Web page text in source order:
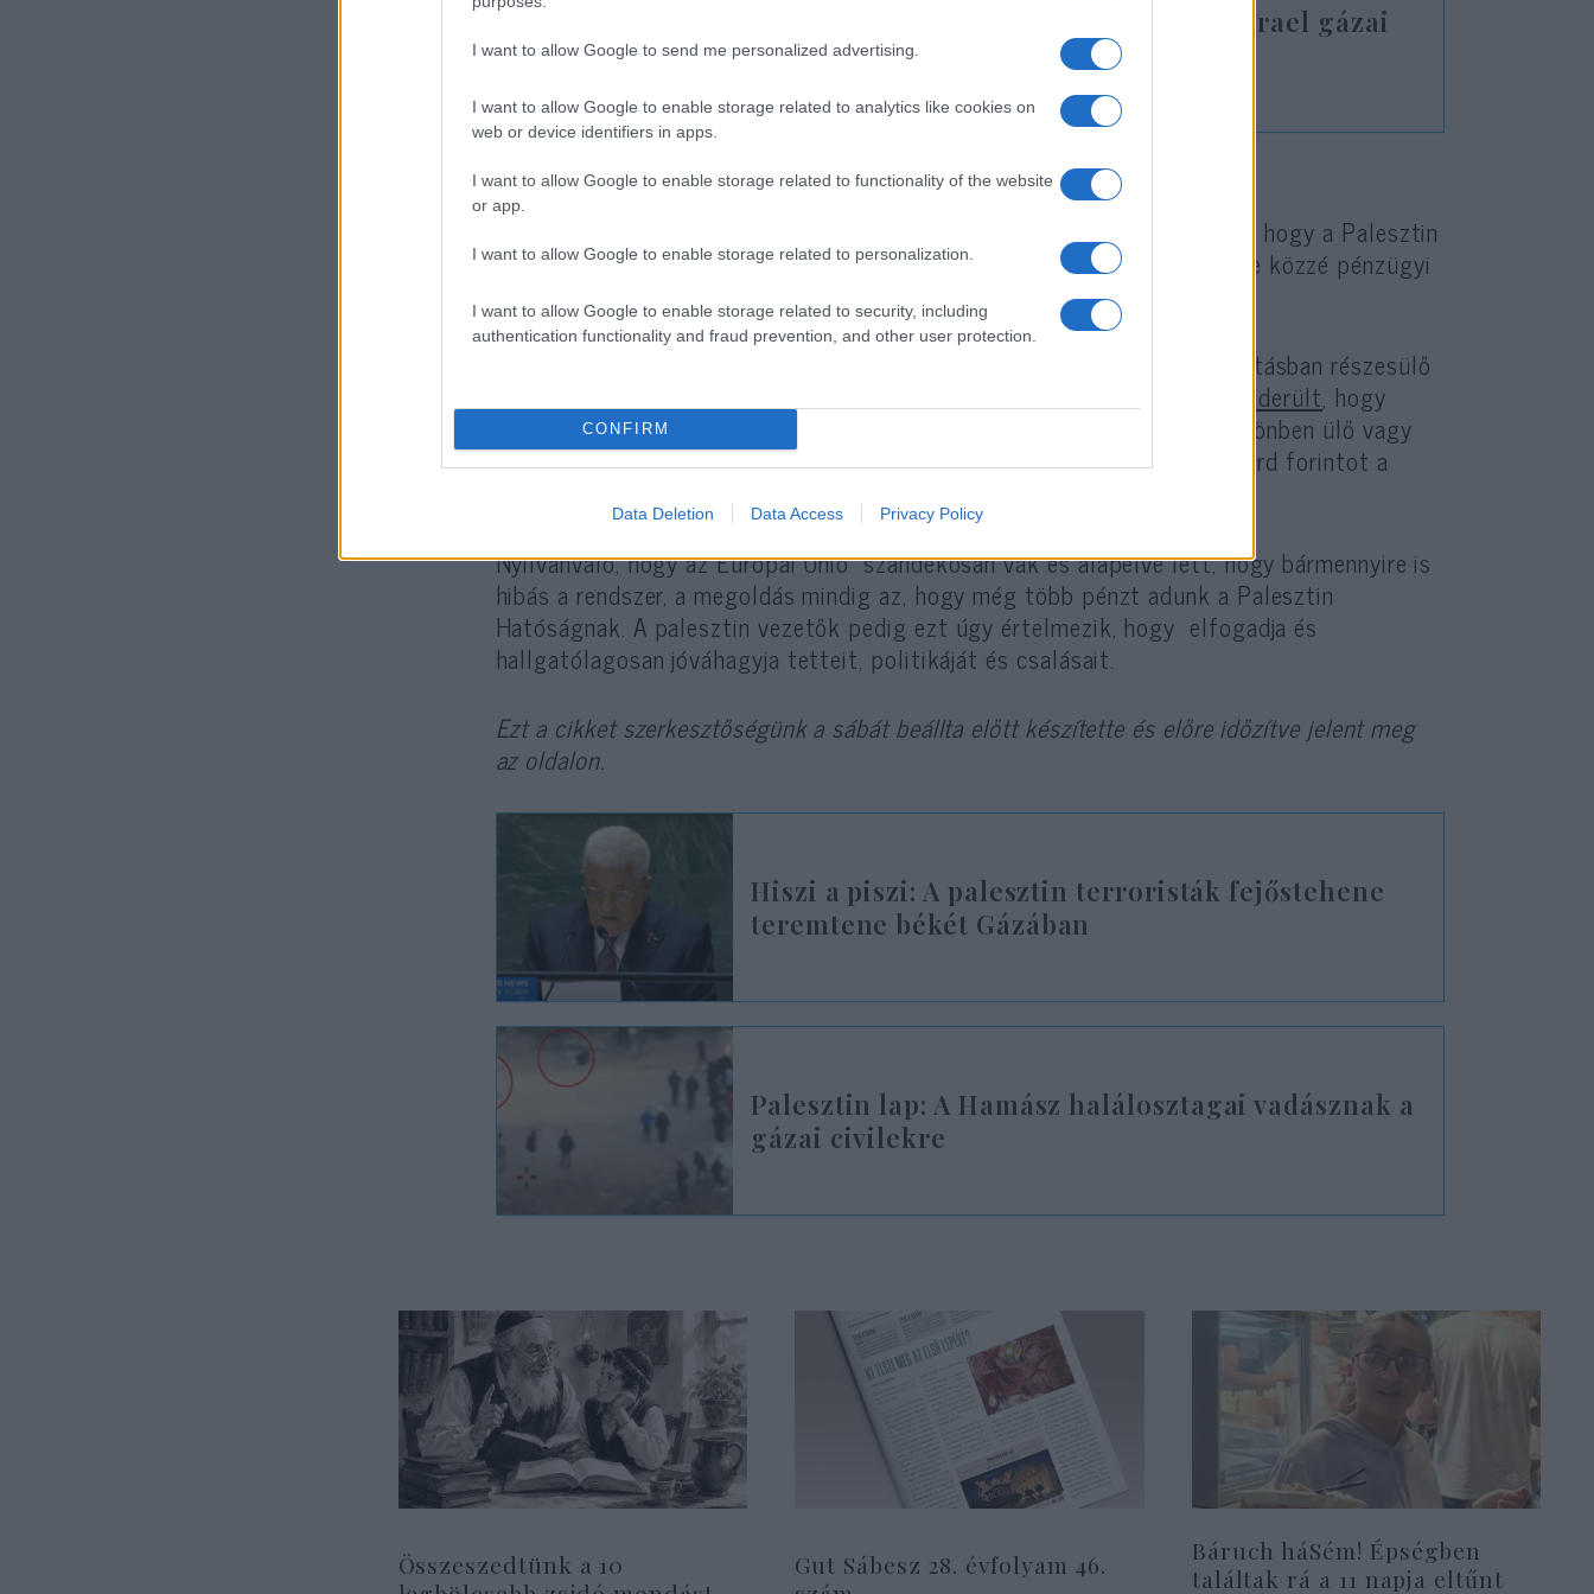
I want to allow Google to send me personalized advertising.
I want to allow Google to enable storage related to analytics like cookies on
web or device identifiers in apps.
I want to allow Google to enable storage related to functionality of the website
or app.
I want to allow Google to enable storage related to personalization.
I want to allow Google to enable storage related to security, including
authentication functionality and fraud prevention, and other user protection.
CONFIRM
Data Deletion Data Access Privacy Policy
Az ellenségem ellensége a barátom: Izrael gázai
Fatah-harcosokat fegyverzett fel
Terrorköltségvetés
A program alapját képző nyilatkozatban az Európai Unió beérte annyival, hogy a Palesztin
Hatóság egy úgynevezett „Állampolgári Költségvetés” formájában tegye közzé pénzügyi
terveit.
A Palesztin Hatóság az egyik legnagyobb egy főre jutó külföldi támogatásban részesülő
kiderült, hogy
legalább 42,9 milliárd forintot különített el terrorcselekményekért börtönben ülő vagy
onnan szabadult terroristák „jutalmazására”, valamint további 53,6 milliárd forintot a
Nyilvánvaló, hogy az Európai Unió szándékosan vak és alapelve lett, hogy bármennyire is
hibás a rendszer, a megoldás mindig az, hogy még több pénzt adunk a Palesztin
Hatóságnak. A palesztin vezetők pedig ezt úgy értelmezik, hogy elfogadja és
hallgatólagosan jóváhagyja tetteit, politikáját és csalásait.
Ezt a cikket szerkesztőségünk a sábát beállta előtt készítette és előre időzítve jelent meg
az oldalon.
Hiszi a piszi: A palesztin terroristák fejőstehene
teremtene békét Gázában
Palesztin lap: A Hamász halálosztagai vadásznak a
gázai civilekre
Összeszedtünk a 10
Gut Sábesz 28. évfolyam 46.
Báruch háSém! Épségben
találtak rá a 11 napja eltűnt